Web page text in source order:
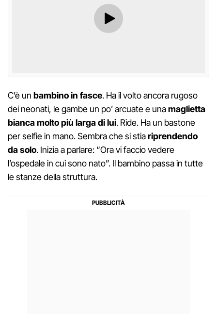
C’è un bambino in fasce. Ha il volto ancora rugoso
dei neonati, le gambe un po’ arcuate e unamaglietta
bianca molto più larga di lui. Ride. Ha un bastone
per selfie in mano. Sembra che si stiariprendendo
da solo. Inizia a parlare: “Ora vi faccio vedere
l’ospedale in cui sono nato”. Il bambino passa in tutte
le stanze della struttura.